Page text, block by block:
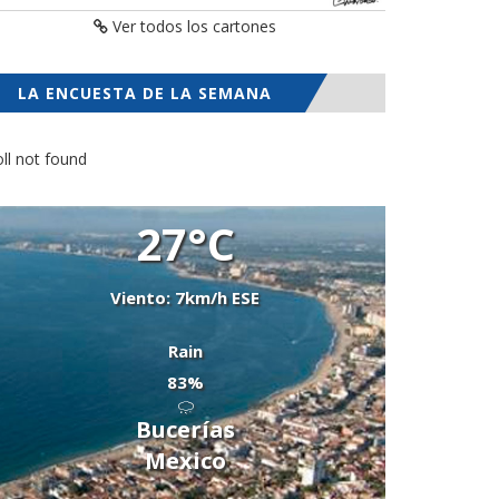
Ver todos los cartones
LA ENCUESTA DE LA SEMANA
not found
27°C
Viento: 7km/h ESE
Rain
83%
Bucerías
Mexico